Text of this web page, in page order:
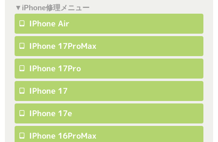
▼iPhone修理メニュー
IPhone Air
IPhone 17ProMax
IPhone 17Pro
IPhone 17
IPhone 17e
IPhone 16ProMax